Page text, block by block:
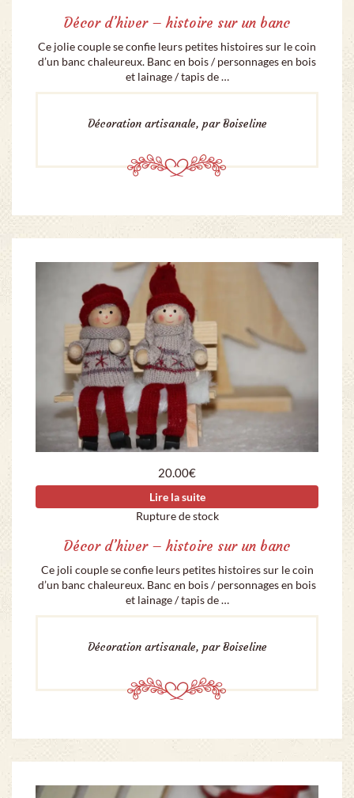
Décor d’hiver – histoire sur un banc
Ce jolie couple se confie leurs petites histoires sur le coin
d’un banc chaleureux. Banc en bois / personnages en bois
et lainage / tapis de …
Décoration artisanale, par Boiseline
20.00€
Lire la suite
Rupture de stock
Décor d’hiver – histoire sur un banc
Ce joli couple se confie leurs petites histoires sur le coin
d’un banc chaleureux. Banc en bois / personnages en bois
et lainage / tapis de …
Décoration artisanale, par Boiseline